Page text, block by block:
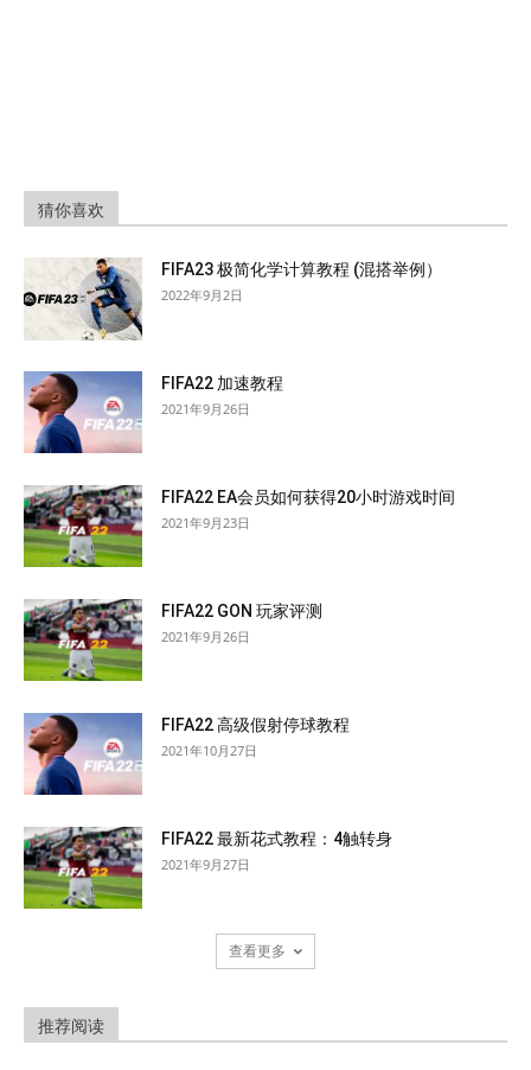
猜你喜欢
FIFA23 极简化学计算教程 (混搭举例）
2022年9月2日
FIFA22 加速教程
2021年9月26日
FIFA22 EA会员如何获得20小时游戏时间
2021年9月23日
FIFA22 GON 玩家评测
2021年9月26日
FIFA22 高级假射停球教程
2021年10月27日
FIFA22 最新花式教程：4触转身
2021年9月27日
查看更多
推荐阅读